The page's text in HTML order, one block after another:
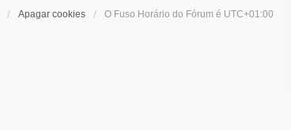
Apagar cookies O Fuso Horário do Fórum é UTC+01:00